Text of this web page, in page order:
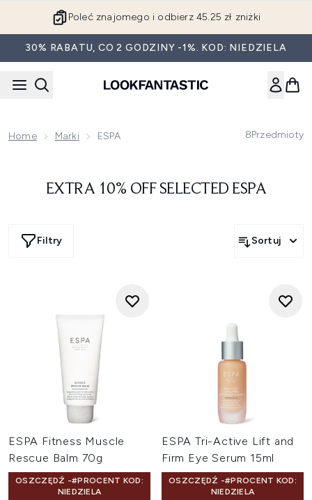
Poleć znajomego i odbierz 45.25 zł zniżki
30% RABATU, CO 2 GODZINY -1%. KOD: NIEDZIELA
Home Marki ESPA 8Przedmioty
EXTRA 10% OFF SELECTED ESPA
Filtry Sortuj
ESPA Fitness Muscle
Rescue Balm 70g
OSZCZĘDŹ -#PROCENT KOD:
NIEDZIELA
ESPA Tri-Active Lift and
Firm Eye Serum 15ml
OSZCZĘDŹ -#PROCENT KOD:
NIEDZIELA